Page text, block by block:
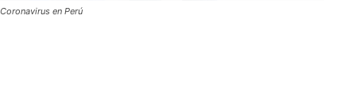
Coronavirus en Perú